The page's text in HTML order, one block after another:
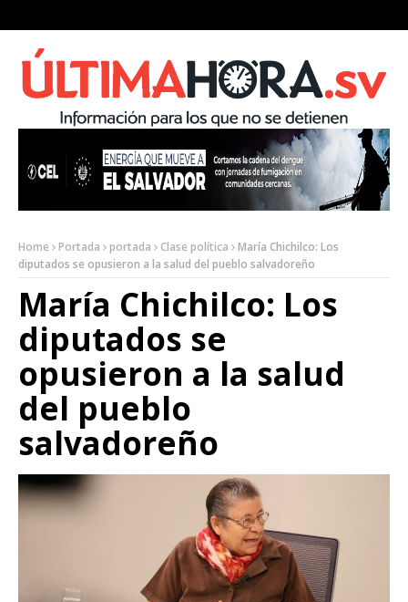
Home Portada portada Clase política
María Chichilco: Los
diputados se opusieron a la salud del pueblo salvadoreño
María Chichilco: Los
diputados se
opusieron a la salud
del pueblo
salvadoreño